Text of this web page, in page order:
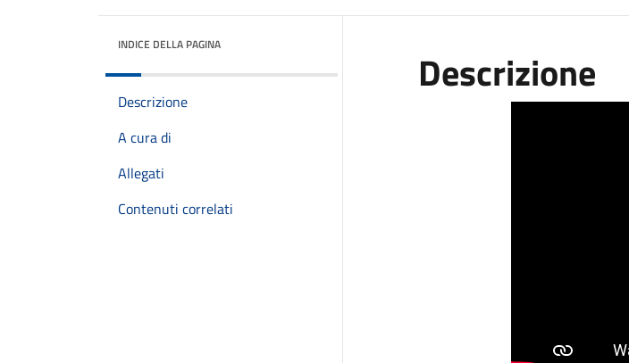
INDICE DELLA PAGINA
Descrizione
A cura di
Allegati
Contenuti correlati
Descrizione